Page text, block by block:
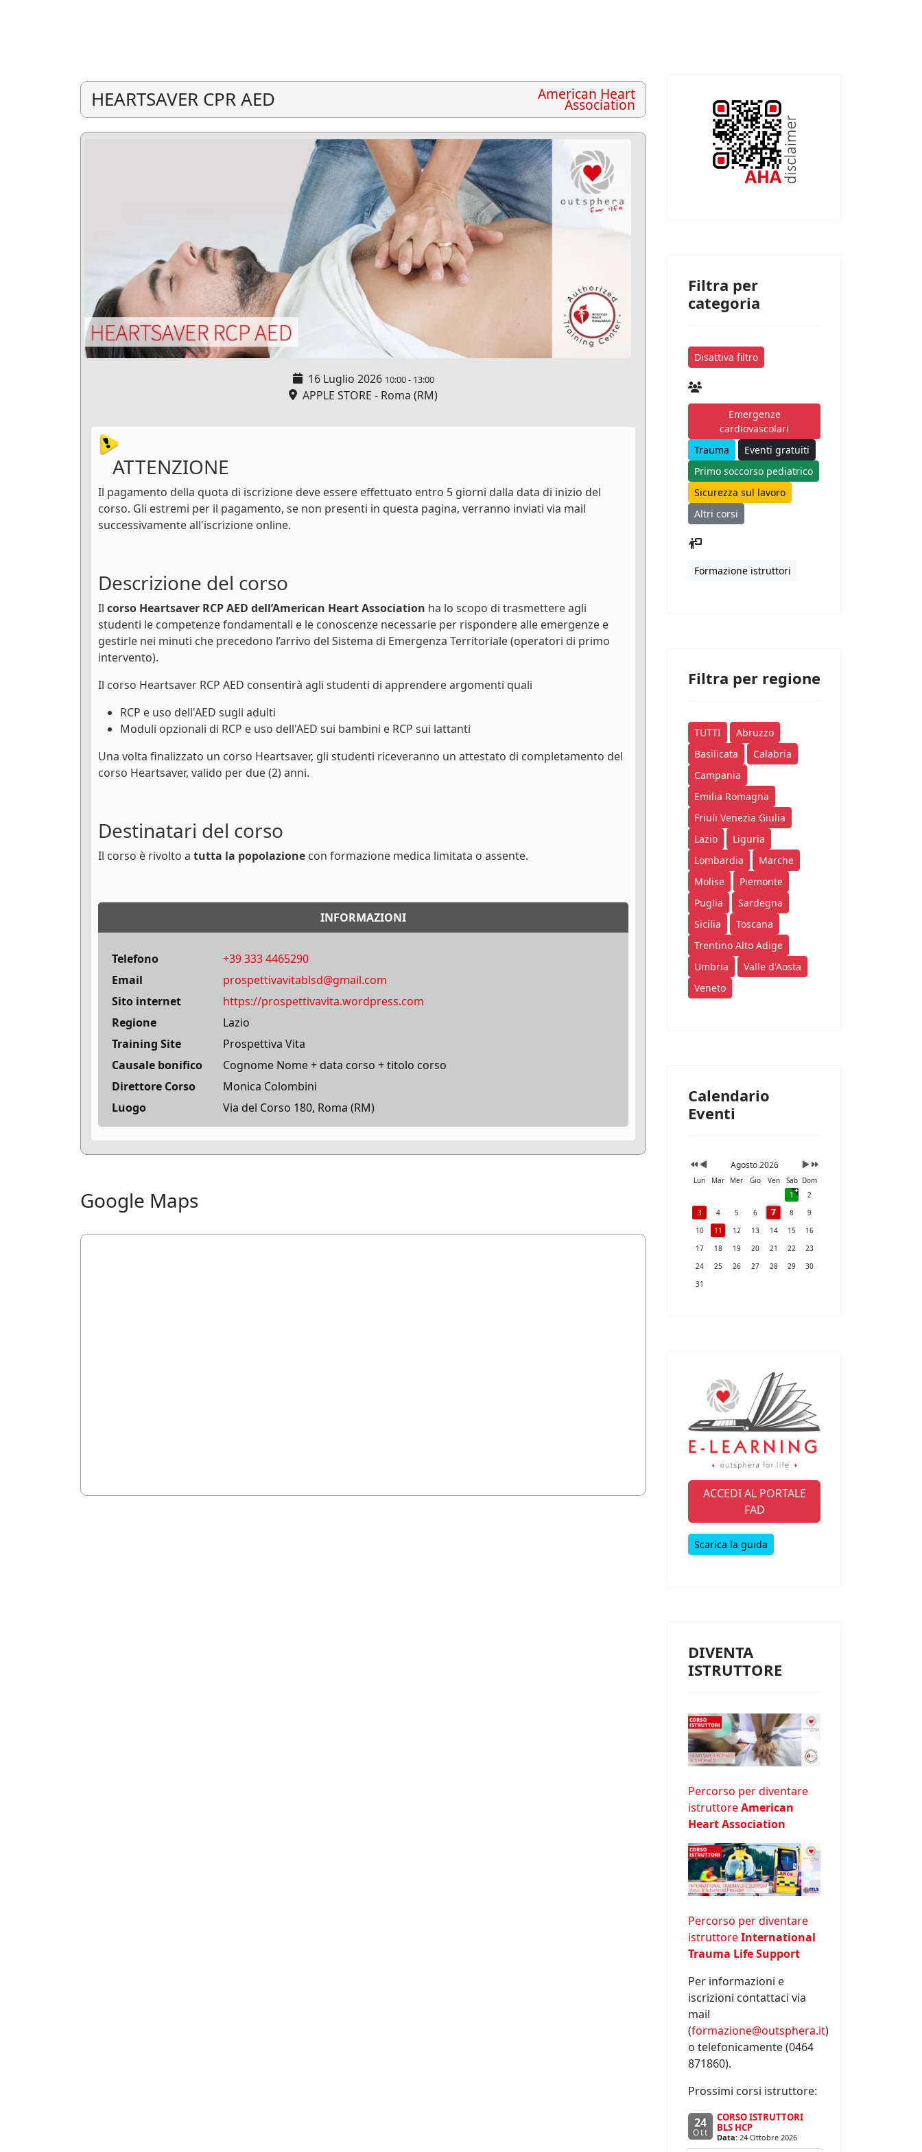
HEARTSAVER CPR AED American Heart
Association
16 Luglio 2026 10:00- 13:00
APPLE STORE - Roma (RM)
ATTENZIONE
Il pagamento della quota di iscrizione deve essere effettuato entro 5 giorni dalla data di inizio del
corso. Gli estremi per il pagamento, se non presenti in questa pagina, verranno inviati via mail
successivamente all'iscrizione online.
Descrizione del corso
Il corso Heartsaver RCP AED dell’American Heart Association ha lo scopo di trasmettere agli
studenti le competenze fondamentali e le conoscenze necessarie per rispondere alle emergenze e
gestirle nei minuti che precedono l’arrivo del Sistema di Emergenza Territoriale (operatori di primo
intervento).
Il corso Heartsaver RCP AED consentirà agli studenti di apprendere argomenti quali
RCP e uso dell'AED sugli adulti
Moduli opzionali di RCP e uso dell'AED sui bambini e RCP sui lattanti
Una volta finalizzato un corso Heartsaver, gli studenti riceveranno un attestato di completamento del
corso Heartsaver, valido per due (2) anni.
Destinatari del corso
Il corso è rivolto a tutta la popolazione con formazione medica limitata o assente.
INFORMAZIONI
Telefono
+39 333 4465290
Email
prospettivavitablsd@gmail.com
Sito internet
https://prospettivavita.wordpress.com
Regione
Lazio
Training Site
Prospettiva Vita
Causale bonifico
Cognome Nome + data corso + titolo corso
Direttore Corso
Monica Colombini
Luogo
Via del Corso 180, Roma (RM)
Google Maps
Filtra per
categoria
Disattiva filtro
Emergenze
cardiovascolari
Trauma
Eventi gratuiti
Primo soccorso pediatrico
Sicurezza sul lavoro
Altri corsi
Formazione istruttori
Filtra per regione
TUTTI
Abruzzo
Basilicata
Calabria
Campania
Emilia Romagna
Friuli Venezia Giulia
Lazio
Liguria
Lombardia
Marche
Molise
Piemonte
Puglia
Sardegna
Sicilia
Toscana
Trentino Alto Adige
Umbria
Valle d'Aosta
Veneto
Calendario
Eventi
Agosto 2026
Lun Mar Mer Gio Ven Sab Dom
1
2
3
4 5 6 7 8
9
10
11 12 13 14 15
16
17
18 19 20 21 22
23
24
25 26 27 28 29
30
31
ACCEDI AL PORTALE
FAD
Scarica la guida
DIVENTA
ISTRUTTORE
Percorso per diventare
istruttoreAmerican
Heart Association
Percorso per diventare
istruttoreInternational
Trauma Life Support
Per informazioni e
iscrizioni contattaci via
mail
(formazione@outsphera.it)
o telefonicamente (0464
871860).
Prossimi corsi istruttore:
24
Ott
CORSO ISTRUTTORI
BLS HCP
Data: 24 Ottobre 2026